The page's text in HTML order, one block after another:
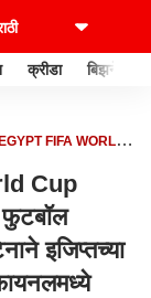
क्रीडा बिझनेस
FIFA WORLD
Cup
फुटबॉल
इजिप्तच्या